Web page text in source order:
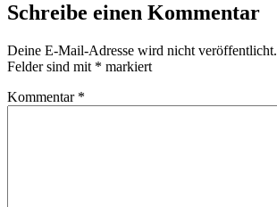
Schreibe einen Kommentar
Deine E-Mail-Adresse wird nicht veröffentlicht.
Felder sind mit * markiert
Kommentar *